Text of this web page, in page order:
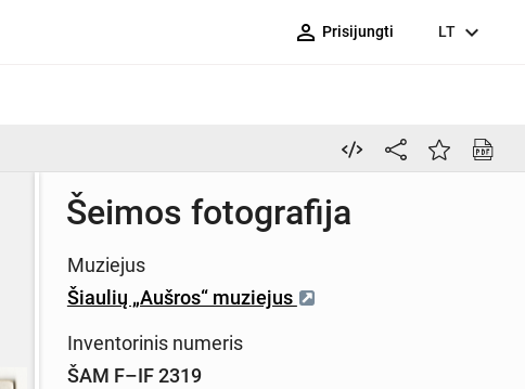
person_outline Prisijungti LT expand_more
Šeimos fotografija
Muziejus
Šiaulių „Aušros“ muziejus
Inventorinis numeris
ŠAM F–IF 2319